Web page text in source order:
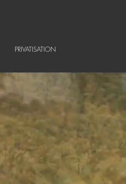
PRIVATISATION